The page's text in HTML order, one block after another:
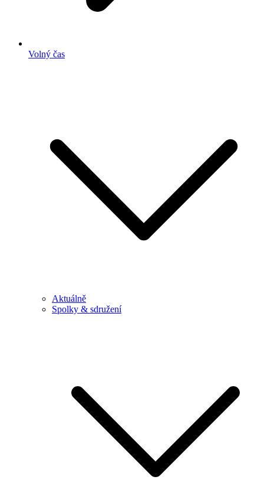
Volný čas
Aktuálně
Spolky & sdružení